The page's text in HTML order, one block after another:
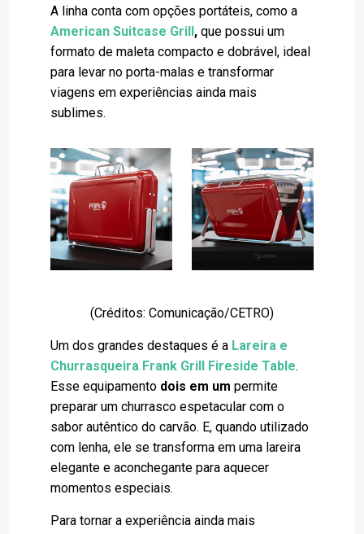
A linha conta com opções portáteis, como a
American Suitcase Grill , que possui um
formato de maleta compacto e dobrável, ideal
para levar no porta-malas e transformar
viagens em experiências ainda mais
sublimes.
(Créditos: Comunicação/CETRO)
Um dos grandes destaques é a Lareira e
Churrasqueira Frank Grill Fireside Table.
Esse equipamento dois em um permite
preparar um churrasco espetacular com o
sabor autêntico do carvão. E, quando utilizado
com lenha, ele se transforma em uma lareira
elegante e aconchegante para aquecer
momentos especiais.
Para tornar a experiência ainda mais